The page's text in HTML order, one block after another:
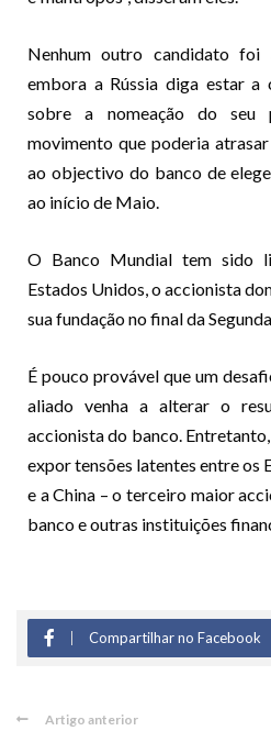
Nenhum outro candidato foi
embora a Rússia diga estar a
sobre a nomeação do seu
movimento que poderia
ao objectivo do banco de
ao início de Maio.
O Banco Mundial tem sido
Estados Unidos, o accionista
sua fundação no final da
É pouco provável que um
aliado venha a alterar o
accionista do banco.
expor tensões latentes entre os
e a China – o terceiro maior
banco e outras instituições
Compartilhar no Facebook
Artigo anterior